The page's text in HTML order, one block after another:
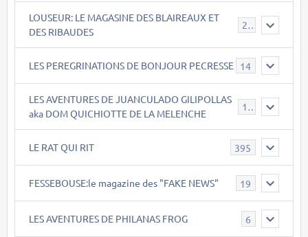
LOUSEUR: LE MAGASINE DES BLAIREAUX ET
DES RIBAUDES
21
LES PEREGRINATIONS DE BONJOUR PECRESSE 14
LES AVENTURES DE JUANCULADO GILIPOLLAS
aka DOM QUICHIOTTE DE LA MELENCHE
119
LE RAT QUI RIT 395
FESSEBOUSE:le magazine des "FAKE NEWS" 19
LES AVENTURES DE PHILANAS FROG 6